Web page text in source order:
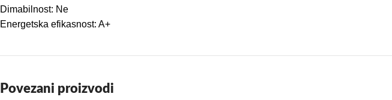
Dimabilnost: Ne
Energetska efikasnost: A+
Povezani proizvodi